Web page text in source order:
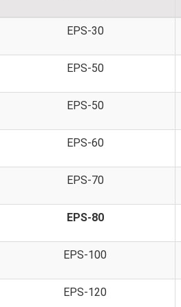
EPS-30
EPS-50
EPS-50
EPS-60
EPS-70
EPS-80
EPS-100
EPS-120